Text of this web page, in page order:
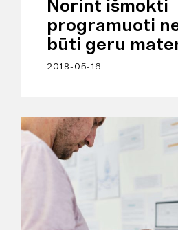
Norint išmokti
programuoti
būti geru
2018-05-16